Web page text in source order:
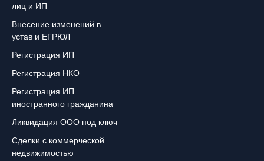
лиц и ИП
Внесение изменений в
устав и ЕГРЮЛ
Регистрация ИП
Регистрация НКО
Регистрация ИП
иностранного гражданина
Ликвидация ООО под ключ
Сделки с коммерческой
недвижимостью